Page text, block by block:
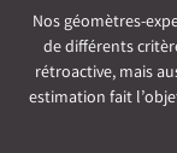
Nos géomètres-
de différents
rétroactive, mais
estimation fait